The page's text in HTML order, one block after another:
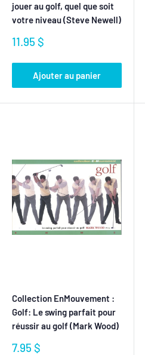
jouer au golf, quel que soit
votre niveau (Steve Newell)
Prix
11.95 $
Ajouter au panier
Collection EnMouvement :
Golf: Le swing parfait pour
réussir au golf (Mark Wood)
Prix
7.95 $